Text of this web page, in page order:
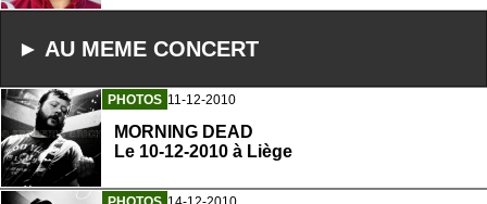
► AU MEME CONCERT
PHOTOS 11-12-2010
MORNING DEAD
Le 10-12-2010 à Liège